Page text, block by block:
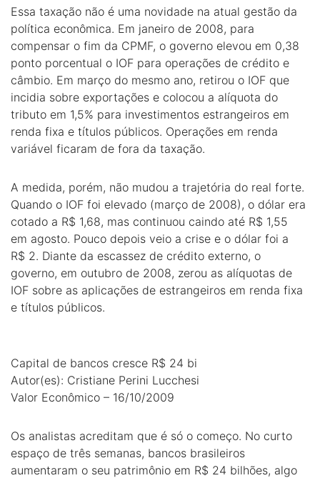
Essa taxação não é uma novidade na atual gestão da
política econômica. Em janeiro de 2008, para
compensar o fim da CPMF, o governo elevou em 0,38
ponto porcentual o IOF para operações de crédito e
câmbio. Em março do mesmo ano, retirou o IOF que
incidia sobre exportações e colocou a alíquota do
tributo em 1,5% para investimentos estrangeiros em
renda fixa e títulos públicos. Operações em renda
variável ficaram de fora da taxação.
A medida, porém, não mudou a trajetória do real forte.
Quando o IOF foi elevado (março de 2008), o dólar era
cotado a R$ 1,68, mas continuou caindo até R$ 1,55
em agosto. Pouco depois veio a crise e o dólar foi a
R$ 2. Diante da escassez de crédito externo, o
governo, em outubro de 2008, zerou as alíquotas de
IOF sobre as aplicações de estrangeiros em renda fixa
e títulos públicos.
Capital de bancos cresce R$ 24 bi
Autor(es): Cristiane Perini Lucchesi
Valor Econômico – 16/10/2009
Os analistas acreditam que é só o começo. No curto
espaço de três semanas, bancos brasileiros
aumentaram o seu patrimônio em R$ 24 bilhões, algo